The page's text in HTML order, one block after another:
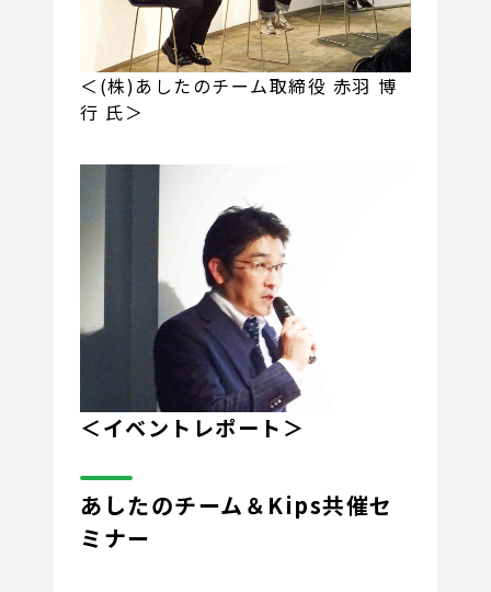
＜(株)あしたのチーム取締役 赤羽 博
行 氏＞
＜イベントレポート＞
あしたのチーム＆Kips共催セ
ミナー